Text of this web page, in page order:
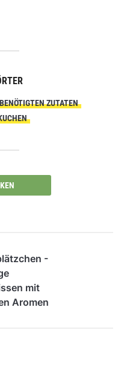
ZUTATEN
-
mit
Aromen